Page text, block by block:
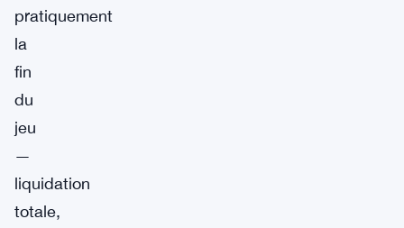
pratiquement
la
fin
du
jeu
—
liquidation
totale,